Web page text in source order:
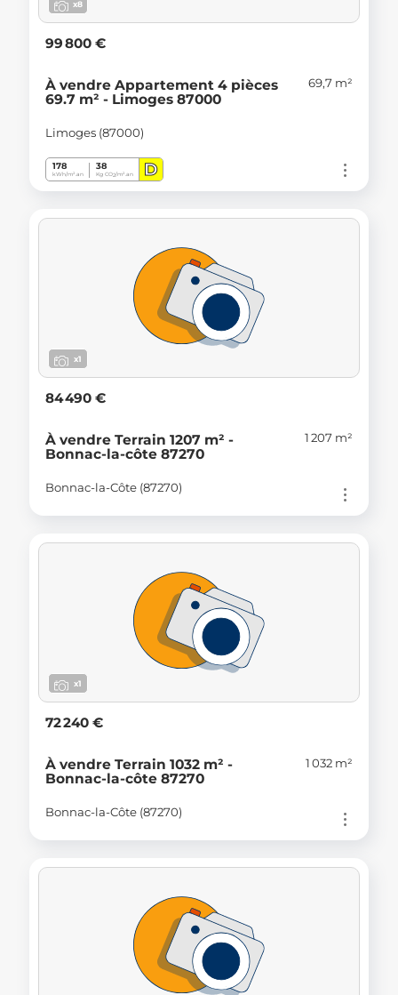
x8
99 800 €
À vendre Appartement 4 pièces
69.7 m² - Limoges 87000
69,7 m²
Limoges (87000)
178
kWh/m².an
38
Kg CO2/m².an D
x1
84 490 €
À vendre Terrain 1207 m² -
Bonnac-la-côte 87270
1 207 m²
Bonnac-la-Côte (87270)
x1
72 240 €
À vendre Terrain 1032 m² -
Bonnac-la-côte 87270
1 032 m²
Bonnac-la-Côte (87270)